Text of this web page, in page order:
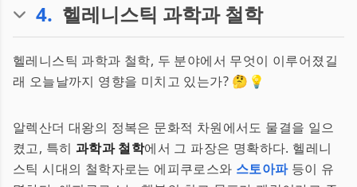
4. 헬레니스틱 과학과 철학
헬레니스틱 과학과 철학, 두 분야에서 무엇이 이루어졌길
래 오늘날까지 영향을 미치고 있는가? 🤔💡
알렉산더 대왕의 정복은 문화적 차원에서도 물결을 일으
켰고, 특히 과학과 철학에서 그 파장은 명확하다. 헬레니
스틱 시대의 철학자로는 에피쿠로스와 스토아파등이 유